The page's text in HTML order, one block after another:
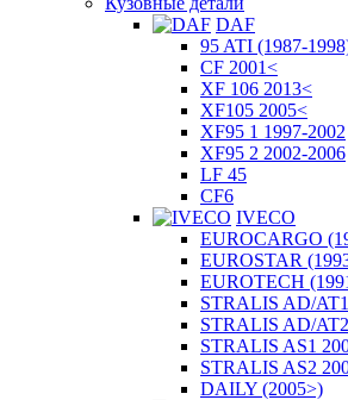
DAF
95 ATI (1987-
CF 2001<
XF 106 2013<
XF105 2005<
XF95 1 1997-2002
XF95 2 2002-2006
LF 45
CF6
IVECO
EUROCARGO
EUROSTAR
EUROTECH
STRALIS AD/
STRALIS AD/
STRALIS AS1
STRALIS AS2
DAILY (2005>)